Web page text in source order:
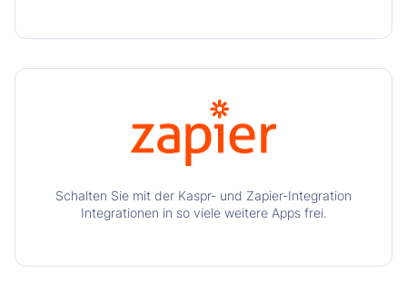
Schalten Sie mit der Kaspr- und Zapier-Integration
Integrationen in so viele weitere Apps frei.